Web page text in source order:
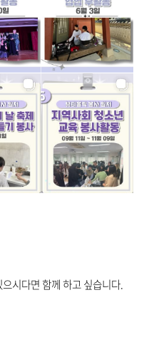
시다면 함께 하고 싶습니다.